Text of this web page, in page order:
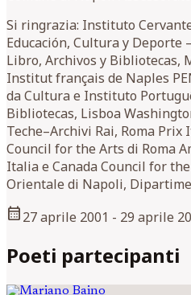
Si ringrazia: Instituto
Educación, Cultura y Deporte
Libro, Archivos y Bibliotecas,
Institut français de Naples
da Cultura e Instituto
Bibliotecas, Lisboa
Teche–Archivi Rai, Roma
Council for the Arts di Roma
Italia e Canada Council for
Orientale di Napoli,
calendar_month27 aprile 2001 - 29 aprile
Poeti partecipanti